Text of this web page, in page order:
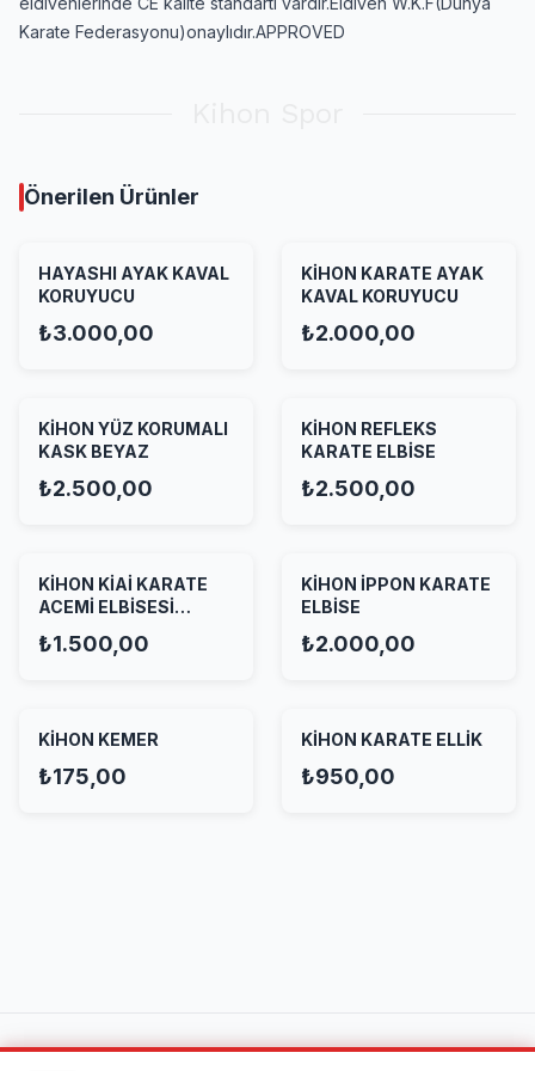
Karate Federasyonu)onaylıdır.APPROVED
Önerilen Ürünler
HAYASHI AYAK KAVAL
KORUYUCU
₺3.000,00
KİHON KARATE AYAK
KAVAL KORUYUCU
₺2.000,00
KİHON YÜZ KORUMALI
KASK BEYAZ
₺2.500,00
KİHON REFLEKS
KARATE ELBİSE
₺2.500,00
KİHON KİAİ KARATE
ACEMİ ELBİSESİ
₺1.500,00
KİHON İPPON KARATE
ELBİSE
₺2.000,00
KİHON KEMER
₺175,00
KİHON KARATE ELLİK
₺950,00